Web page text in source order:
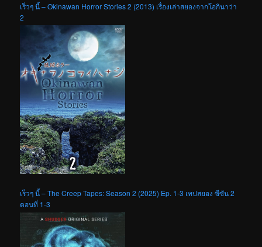
เร็วๆ นี้ – Okinawan Horror Stories 2 (2013) เรื่องเล่าสยองจากโอกินาว่า
2
เร็วๆ นี้ – The Creep Tapes: Season 2 (2025) Ep. 1-3 เทปสยอง ซีซัน 2
ตอนที่ 1-3